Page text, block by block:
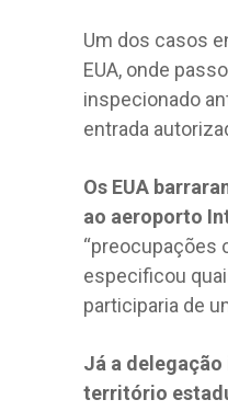
Um dos casos
EUA, onde
inspecionado
entrada
Os EUA
ao aeroporto
“preocupações
especificou
participaria de
Já a
território